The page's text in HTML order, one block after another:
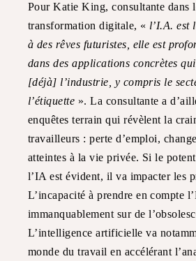
Pour Katie King, consultante dans
transformation digitale, « l’I.A. est
à des rêves futuristes, elle est
dans des applications concrètes
[déjà] l’industrie, y compris le
l’étiquette ». La consultante a
enquêtes terrain qui révèlent la
travailleurs : perte d’emploi,
atteintes à la vie privée. Si le
l’IA est évident, il va impacter les
L’incapacité à prendre en compte
immanquablement sur de
L’intelligence artificielle va
monde du travail en accélérant